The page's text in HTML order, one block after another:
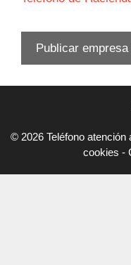
Publicar
© 2026 Teléfono atención
cookies -